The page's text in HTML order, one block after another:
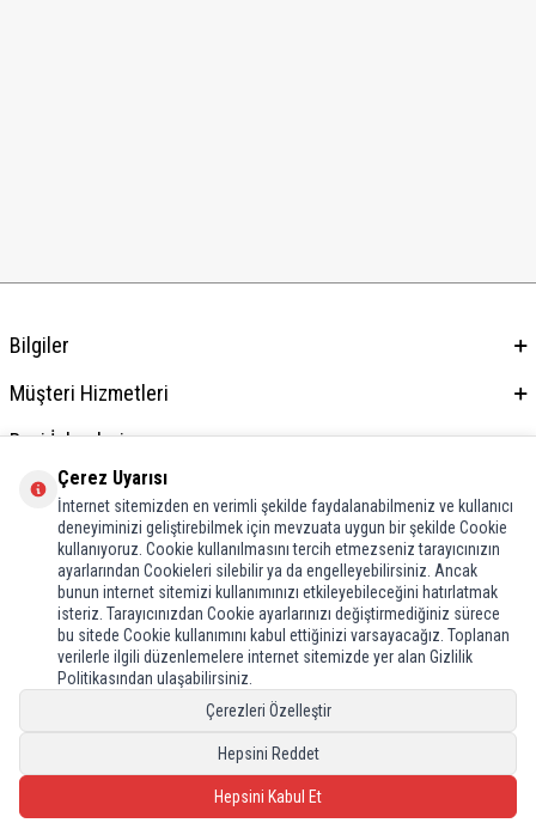
Bilgiler
Müşteri Hizmetleri
Bayi İşlemleri
Adres & İletişim
Çerez Uyarısı
İnternet sitemizden en verimli şekilde faydalanabilmeniz ve kullanıcı
deneyiminizi geliştirebilmek için mevzuata uygun bir şekilde Cookie
kullanıyoruz. Cookie kullanılmasını tercih etmezseniz tarayıcınızın
ayarlarından Cookieleri silebilir ya da engelleyebilirsiniz. Ancak
bunun internet sitemizi kullanımınızı etkileyebileceğini hatırlatmak
isteriz. Tarayıcınızdan Cookie ayarlarınızı değiştirmediğiniz sürece
bu sitede Cookie kullanımını kabul ettiğinizi varsayacağız. Toplanan
verilerle ilgili düzenlemelere internet sitemizde yer alan Gizlilik
Politikasından ulaşabilirsiniz.
Çerezleri Özelleştir
Hepsini Reddet
Hepsini Kabul Et